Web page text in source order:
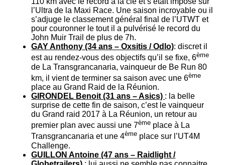
l’Ultra de la Maxi Race. Une saison incroyable ou il
s’adjuge le classement général final de l’UTWT et
pour couronner le tout il a pulvérisé le record du
John Muir Trail de plus de 7h.
GAY Anthony (34 ans – Oxsitis / Odlo): discret il
est au rendez-vous des objectifs qu’il se fixe, 6ème
de La Transgrancanaria, vainqueur de Be Run 80
km, il vient de terminer sa saison avec une 6ème
place au Grand Raid de la Réunion.
GIRONDEL Benoit (31 ans – Asics) : la belle
surprise de cette fin de saison, c’est le vainqueur
du Grand raid 2017 à La Réunion, un retour au
premier plan avec aussi une 7ème place à La
Transgrancanaria et une 4ème place sur l’UT4M
Challenge.
GUILLON Antoine (47 ans – Raidlight /